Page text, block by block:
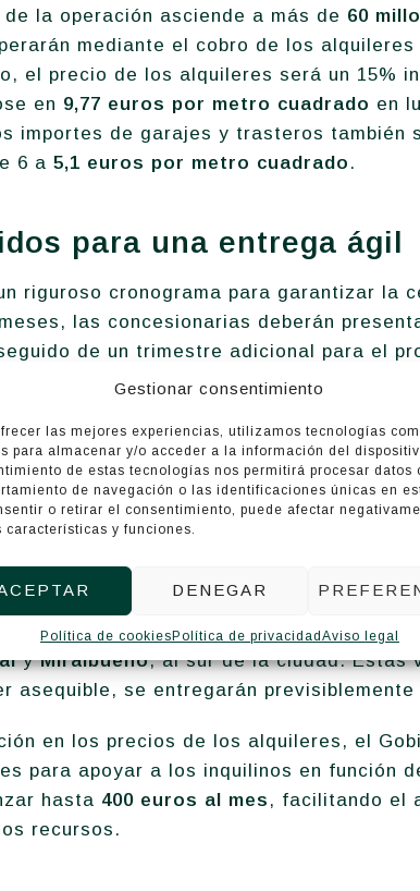
Gestionar consentimiento
las mejores experiencias, utilizamos tecnologías
para almacenar y/o acceder a la información del
de estas tecnologías nos permitirá procesar datos
de navegación o las identificaciones únicas en
o retirar el consentimiento, puede afectar
características y funciones.
DENEGAR
Política de cookiesPolítica de privacidadAviso legal
la operación asciende a más de 60
mediante el cobro de los
el precio de los alquileres será un 15%
en 9,77 euros por metro cuadrado en
importes de garajes y trasteros también
6 a 5,1 euros por metro cuadrado .
para una entrega ágil
riguroso cronograma para garantizar la
las concesionarias deberán
de un trimestre adicional para el
último, las obras deberán comenzar en
verano.
una reducción del plazo de
inicialmente a20 meses, lo que permitirá
coincidiendo con las próximas
no es el único en marcha. Hace
para edificar otras550 viviendas
yMiralbueno, al sur de la ciudad. Estas
asequible, se entregarán previsiblemente
en los precios de los alquileres, el
para apoyar a los inquilinos en función
hasta 400 euros al mes , facilitando el
recursos.